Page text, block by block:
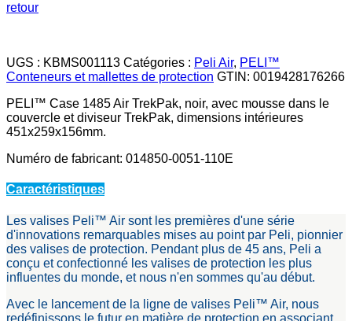
retour
UGS : KBMS001113 Catégories : Peli Air, PELI™
Conteneurs et mallettes de protection GTIN: 0019428176266
PELI™ Case 1485 Air TrekPak, noir, avec mousse dans le
couvercle et diviseur TrekPak, dimensions intérieures
451x259x156mm.
Numéro de fabricant: 014850-0051-110E
Caractéristiques
Les valises Peli™ Air sont les premières d'une série
d'innovations remarquables mises au point par Peli, pionnier
des valises de protection. Pendant plus de 45 ans, Peli a
conçu et confectionné les valises de protection les plus
influentes du monde, et nous n'en sommes qu'au début.
Avec le lancement de la ligne de valises Peli™ Air, nous
redéfinissons le futur en matière de protection en associant